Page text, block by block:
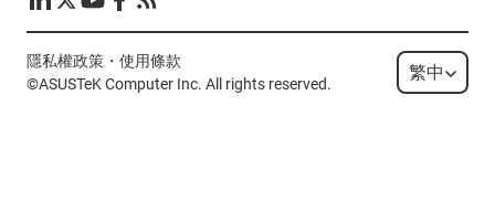
©ASUSTeK Computer Inc. All rights reserved.
隱私權政策 ・ 使用條款
繁中